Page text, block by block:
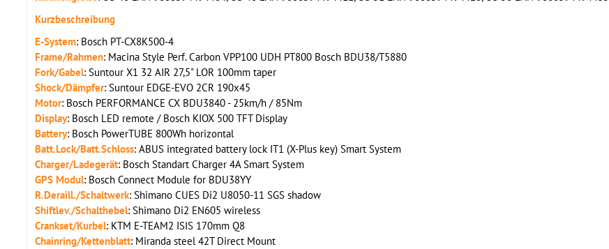
Kurzbeschreibung
E-System: Bosch PT-CX8K500-4
Frame/Rahmen: Macina Style Perf. Carbon VPP100 UDH PT800 Bosch BDU38/T5880
Fork/Gabel: Suntour X1 32 AIR 27,5" LOR 100mm taper
Shock/Dämpfer: Suntour EDGE-EVO 2CR 190x45
Motor: Bosch PERFORMANCE CX BDU3840 - 25km/h / 85Nm
Display: Bosch LED remote / Bosch KIOX 500 TFT Display
Battery: Bosch PowerTUBE 800Wh horizontal
Batt.Lock/Batt.Schloss: ABUS integrated battery lock IT1 (X-Plus key) Smart System
Charger/Ladegerät: Bosch Standart Charger 4A Smart System
GPS Modul: Bosch Connect Module for BDU38YY
R.Deraill./Schaltwerk: Shimano CUES Di2 U8050-11 SGS shadow
Shiftlev./Schalthebel: Shimano Di2 EN605 wireless
Crankset/Kurbel: KTM E-TEAM2 ISIS 170mm Q8
Chainring/Kettenblatt: Miranda steel 42T Direct Mount